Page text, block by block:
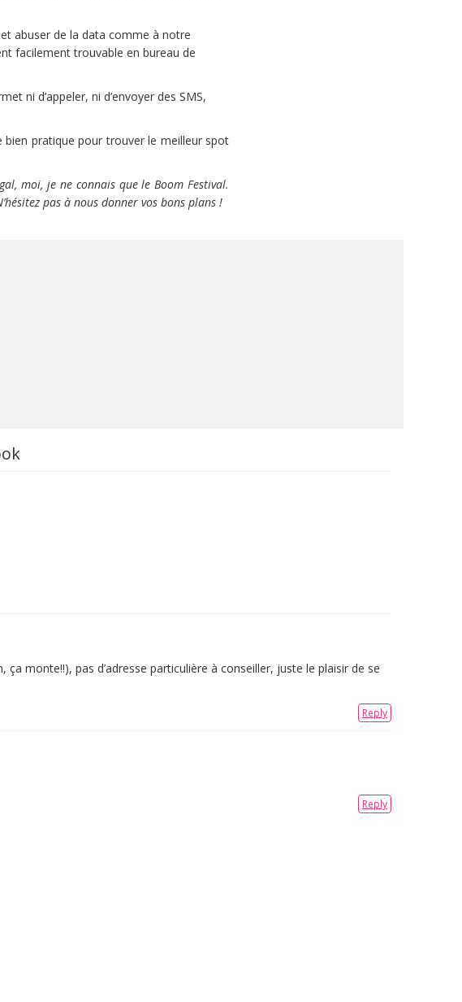
abuser de la data comme à notre
facilement trouvable en bureau de
ni d’appeler, ni d’envoyer des SMS,
pratique pour trouver le meilleur spot
moi, je ne connais que le Boom Festival.
pas à nous donner vos bons plans !
monte!!), pas d’adresse particulière à conseiller, juste le plaisir de se
Reply
Reply